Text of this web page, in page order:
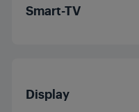
Smart-TV
Display